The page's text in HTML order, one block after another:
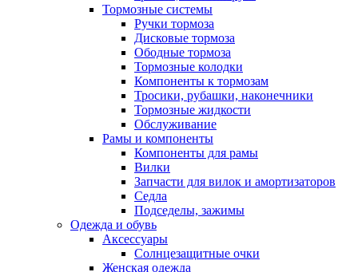
Тормозные системы
Ручки тормоза
Дисковые тормоза
Ободные тормоза
Тормозные колодки
Компоненты к тормозам
Тросики, рубашки, наконечники
Тормозные жидкости
Обслуживание
Рамы и компоненты
Компоненты для рамы
Вилки
Запчасти для вилок и амортизаторов
Седла
Подседелы, зажимы
Одежда и обувь
Аксессуары
Солнцезащитные очки
Женская одежда